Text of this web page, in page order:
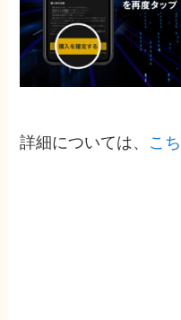
詳細については、 こ